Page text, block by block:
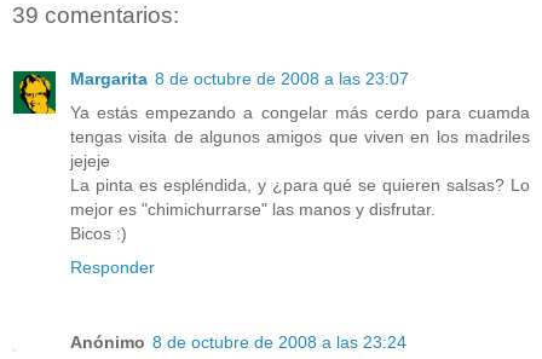
39 comentarios:
Margarita 8 de octubre de 2008 a las 23:07
Ya estás empezando a congelar más cerdo para cuamda
tengas visita de algunos amigos que viven en los madriles
jejeje
La pinta es espléndida, y ¿para qué se quieren salsas? Lo
mejor es "chimichurrarse" las manos y disfrutar.
Bicos :)
Responder
Anónimo 8 de octubre de 2008 a las 23:24